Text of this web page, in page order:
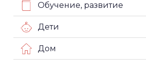
Обучение, развитие
Дети
Дом